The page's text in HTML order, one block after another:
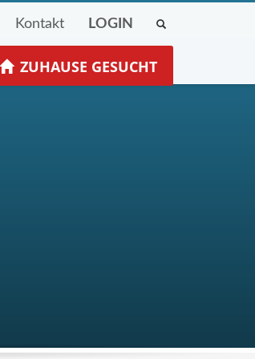
Kontakt LOGIN
ZUHAUSE GESUCHT